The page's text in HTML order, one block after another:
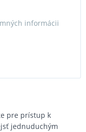
informácii
pre prístup k
jednuduchým